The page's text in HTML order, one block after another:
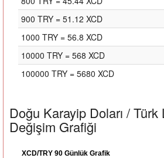
900 TRY = 51.12 XCD
1000 TRY = 56.8 XCD
10000 TRY = 568 XCD
100000 TRY = 5680 XCD
Doğu Karayip Doları / Türk
Değişim Grafiği
XCD/TRY 90 Günlük Grafik